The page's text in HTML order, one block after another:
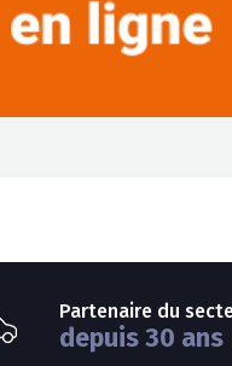
Partenaire du
depuis 30 ans